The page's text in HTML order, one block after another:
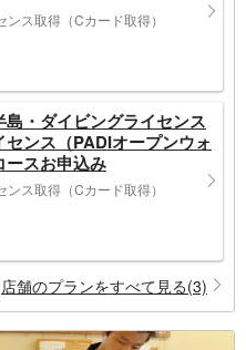
ンス取得（Cカード取得）
島・ダイビングライセンス
ンス（PADIオープンウォ
ースお申込み
ンス取得（Cカード取得）
店舗のプランをすべて見る(3)